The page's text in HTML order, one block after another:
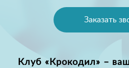
Заказать
Клуб «Крокодил» –